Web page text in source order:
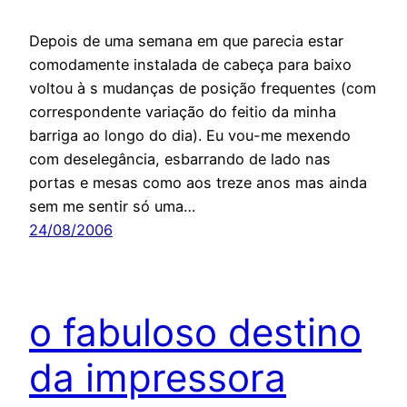
Depois de uma semana em que parecia estar
comodamente instalada de cabeça para baixo
voltou à s mudanças de posição frequentes (com
correspondente variação do feitio da minha
barriga ao longo do dia). Eu vou-me mexendo
com deselegância, esbarrando de lado nas
portas e mesas como aos treze anos mas ainda
sem me sentir só uma…
24/08/2006
o fabuloso destino
da impressora